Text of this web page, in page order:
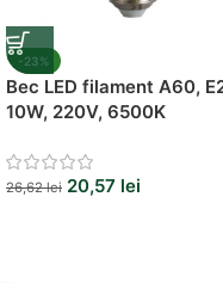
-23%
Bec LED filament A60,
10W, 220V, 6500K
26,62lei 20,57 lei